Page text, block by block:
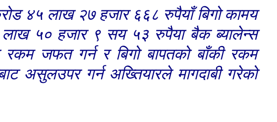
४५ लाख २७ हजार ६६८ रुपैयाँ बिगो कामय
५० हजार ९ सय ५३ रुपैया बैक ब्यालेन्स
जफत गर्न र बिगो बापतको बाँकी रकम
असुलउपर गर्न अख्तियारले मागदाबी गरेको